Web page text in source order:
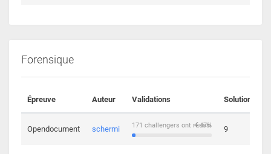
Forensique
Épreuve Auteur Validations Solutions
Opendocument schermi 4.47%
171 challengers ont réussi 9